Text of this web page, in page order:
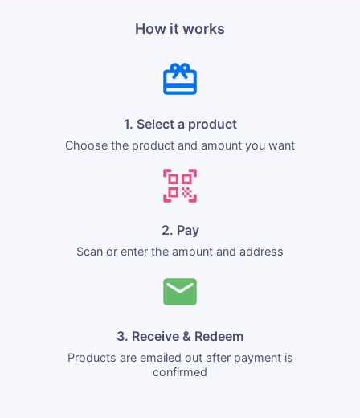
How it works
1. Select a product
Choose the product and amount you want
2. Pay
Scan or enter the amount and address
3. Receive & Redeem
Products are emailed out after payment is
confirmed